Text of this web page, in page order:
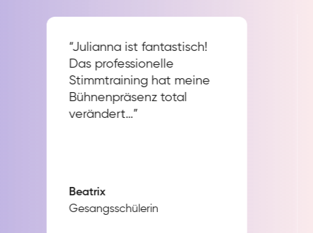
“Julianna ist fantastisch!
Das professionelle
Stimmtraining hat meine
Bühnenpräsenz total
verändert…”
Beatrix
Gesangsschülerin